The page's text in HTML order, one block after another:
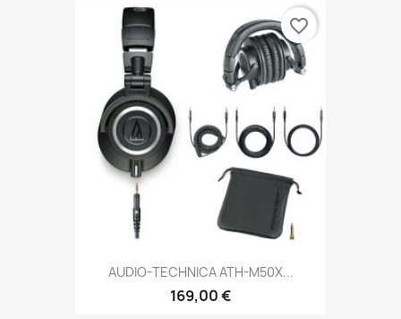
AUDIO-TECHNICA ATH-M50X...
169,00 €
favorite_border